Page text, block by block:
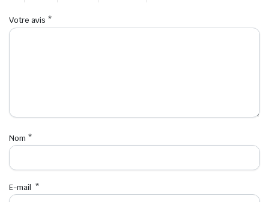
Votre avis *
Nom *
E-mail *